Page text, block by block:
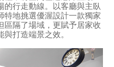
的行走動線。以客廳與主臥
特地挑選優渥設計一款獨家
區隔了場域，更賦予居家收
打造端景之效。